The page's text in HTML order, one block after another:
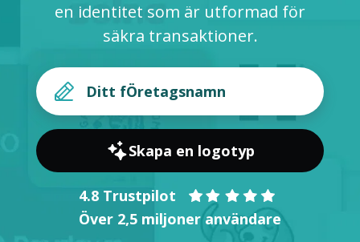
LOGGA IN
en identitet som är utformad för
säkra transaktioner.
Skapa en logotyp
4.8 Trustpilot
Över 2,5 miljoner användare